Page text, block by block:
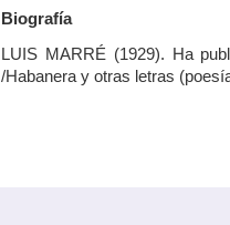
Biografía
LUIS MARRÉ (1929). Ha
/Habanera y otras letras